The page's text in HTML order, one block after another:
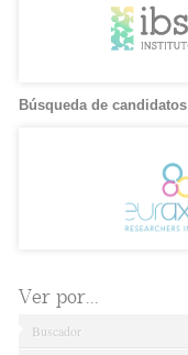
Búsqueda de candidatos
Ver por...
Buscador